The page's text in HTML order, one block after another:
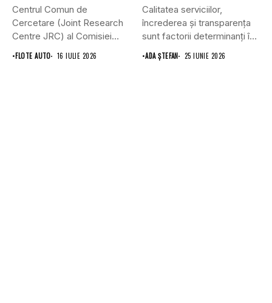
Centrul Comun de
Cercetare (Joint Research
Centre JRC) al Comisiei
Europene susține...
•FLOTE AUTO 16 IULIE 2026
Calitatea serviciilor,
încrederea și transparența
sunt factorii determinanți în
alegerea service-ului auto,...
•ADA ȘTEFAN 25 IUNIE 2026